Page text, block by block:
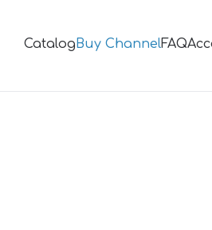
Catalog Buy ChannelFAQ